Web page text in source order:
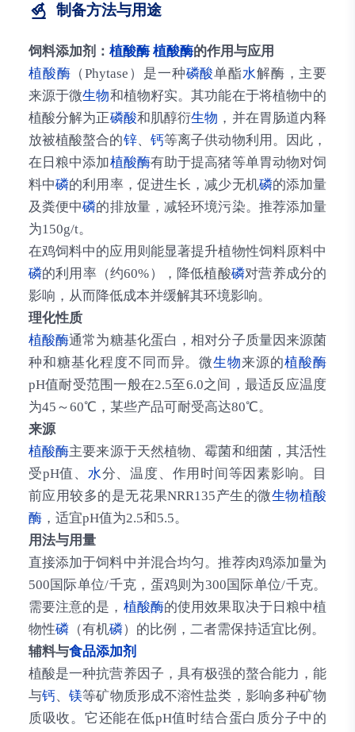
制备方法与用途
饲料添加剂： 植酸酶 植酸酶的作用与应用
植酸酶 （Phytase）是一种磷酸单酯水解酶，主要
来源于微生物和植物籽实。其功能在于将植物中的
植酸分解为正磷酸和肌醇衍生物 ，并在胃肠道内释
放被植酸螯合的锌、 钙等离子供动物利用。因此，
在日粮中添加植酸酶有助于提高猪等单胃动物对饲
料中磷的利用率，促进生长，减少无机磷的添加量
及粪便中磷的排放量，减轻环境污染。推荐添加量
为150g/t。
在鸡饲料中的应用则能显著提升植物性饲料原料中
磷的利用率（约60%），降低植酸磷对营养成分的
影响，从而降低成本并缓解其环境影响。
理化性质
植酸酶通常为糖基化蛋白，相对分子质量因来源菌
种和糖基化程度不同而异。微生物来源的植酸酶
pH值耐受范围一般在2.5至6.0之间，最适反应温度
为45～60℃，某些产品可耐受高达80℃。
来源
植酸酶主要来源于天然植物、霉菌和细菌，其活性
受pH值、 水分、温度、作用时间等因素影响。目
前应用较多的是无花果NRR135产生的微生物植酸
酶，适宜pH值为2.5和5.5。
用法与用量
直接添加于饲料中并混合均匀。推荐肉鸡添加量为
500国际单位/千克，蛋鸡则为300国际单位/千克。
需要注意的是， 植酸酶的使用效果取决于日粮中植
物性磷（有机磷）的比例，二者需保持适宜比例。
辅料与食品添加剂
植酸是一种抗营养因子，具有极强的螯合能力，能
与钙、镁等矿物质形成不溶性盐类，影响多种矿物
质吸收。它还能在低pH值时结合蛋白质分子中的